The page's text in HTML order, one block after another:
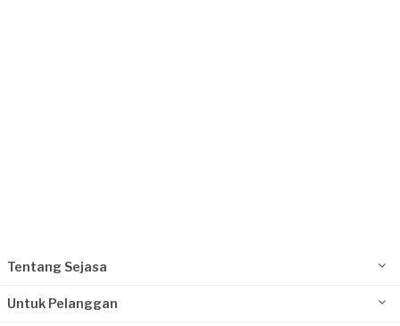
Tentang Sejasa
Untuk Pelanggan